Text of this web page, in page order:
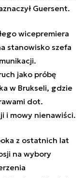
Guersent.
wicepremiera
stanowisko szefa
jako próbę
w Brukseli, gdzie
dot.
i mowy nienawiści.
z ostatnich lat
na wybory